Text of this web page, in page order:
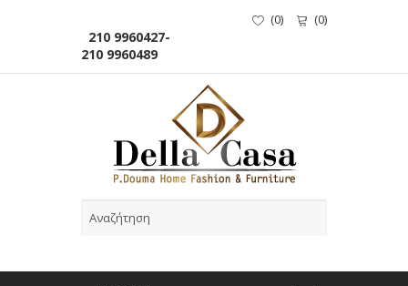
210 9960427-
210 9960489
(0) (0)